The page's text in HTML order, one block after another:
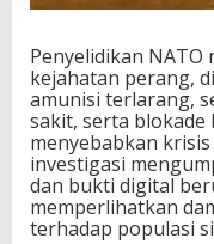
Penyelidikan
kejahatan perang,
amunisi terlarang,
sakit, serta blokade
menyebabkan
investigasi
dan bukti digital
memperlihatkan
terhadap populasi